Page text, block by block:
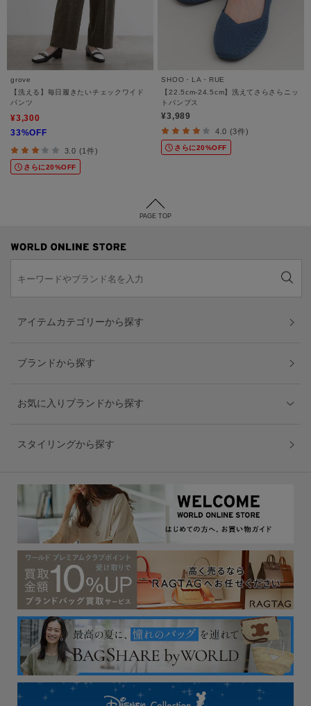
grove
【洗える】毎日履きたいチェックワイド
パンツ
¥3,300
33%OFF
3.0 (1件)
さらに20%OFF
SHOO・LA・RUE
【22.5cm-24.5cm】洗えてさらさらニッ
トパンプス
¥3,989
4.0 (3件)
さらに20%OFF
PAGE TOP
アイテムカテゴリーから探す
ブランドから探す
お気に入りブランドから探す
スタイリングから探す